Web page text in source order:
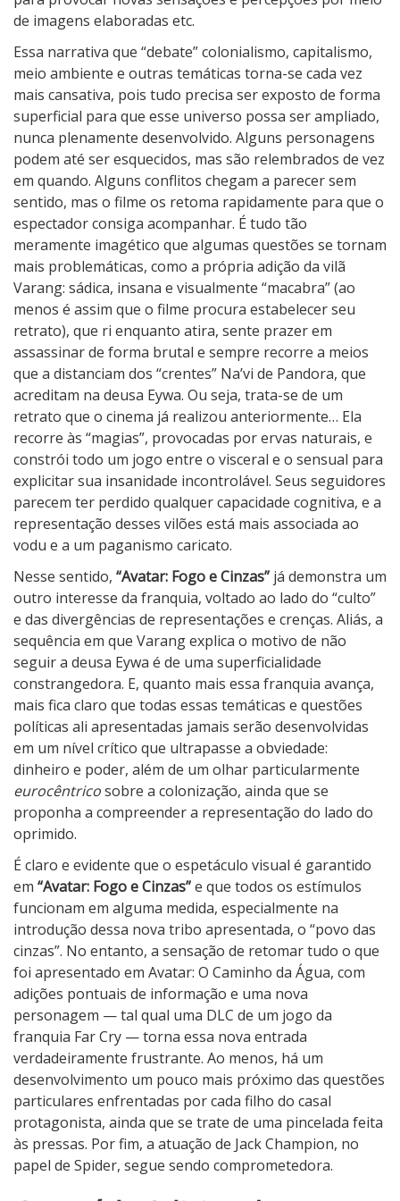
de imagens elaboradas etc.
Essa narrativa que “debate” colonialismo, capitalismo,
meio ambiente e outras temáticas torna-se cada vez
mais cansativa, pois tudo precisa ser exposto de forma
superficial para que esse universo possa ser ampliado,
nunca plenamente desenvolvido. Alguns personagens
podem até ser esquecidos, mas são relembrados de vez
em quando. Alguns conflitos chegam a parecer sem
sentido, mas o filme os retoma rapidamente para que o
espectador consiga acompanhar. É tudo tão
meramente imagético que algumas questões se tornam
mais problemáticas, como a própria adição da vilã
Varang: sádica, insana e visualmente “macabra” (ao
menos é assim que o filme procura estabelecer seu
retrato), que ri enquanto atira, sente prazer em
assassinar de forma brutal e sempre recorre a meios
que a distanciam dos “crentes” Na’vi de Pandora, que
acreditam na deusa Eywa. Ou seja, trata-se de um
retrato que o cinema já realizou anteriormente… Ela
recorre às “magias”, provocadas por ervas naturais, e
constrói todo um jogo entre o visceral e o sensual para
explicitar sua insanidade incontrolável. Seus seguidores
parecem ter perdido qualquer capacidade cognitiva, e a
representação desses vilões está mais associada ao
vodu e a um paganismo caricato.
Nesse sentido, “Avatar: Fogo e Cinzas” já demonstra um
outro interesse da franquia, voltado ao lado do “culto”
e das divergências de representações e crenças. Aliás, a
sequência em que Varang explica o motivo de não
seguir a deusa Eywa é de uma superficialidade
constrangedora. E, quanto mais essa franquia avança,
mais fica claro que todas essas temáticas e questões
políticas ali apresentadas jamais serão desenvolvidas
em um nível crítico que ultrapasse a obviedade:
dinheiro e poder, além de um olhar particularmente
eurocêntricosobre a colonização, ainda que se
proponha a compreender a representação do lado do
oprimido.
É claro e evidente que o espetáculo visual é garantido
em “Avatar: Fogo e Cinzas”e que todos os estímulos
funcionam em alguma medida, especialmente na
introdução dessa nova tribo apresentada, o “povo das
cinzas”. No entanto, a sensação de retomar tudo o que
foi apresentado em Avatar: O Caminho da Água, com
adições pontuais de informação e uma nova
personagem — tal qual uma DLC de um jogo da
franquia Far Cry — torna essa nova entrada
verdadeiramente frustrante. Ao menos, há um
desenvolvimento um pouco mais próximo das questões
particulares enfrentadas por cada filho do casal
protagonista, ainda que se trate de uma pincelada feita
às pressas. Por fim, a atuação de Jack Champion, no
papel de Spider, segue sendo comprometedora.